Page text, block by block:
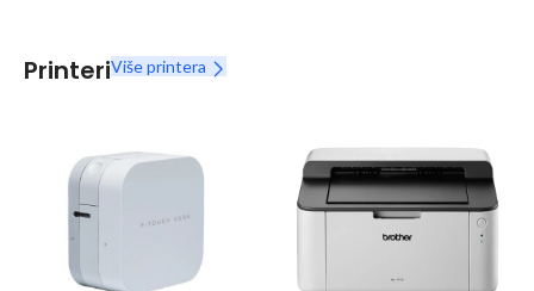
PrinteriViše printera